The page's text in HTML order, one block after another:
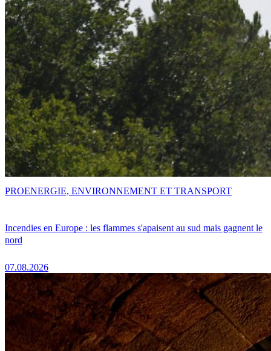
Incendies en Europe : les flammes s'apaisent au sud mais gagnent le
nord
07.08.2026
PROENERGIE, ENVIRONNEMENT ET TRANSPORT